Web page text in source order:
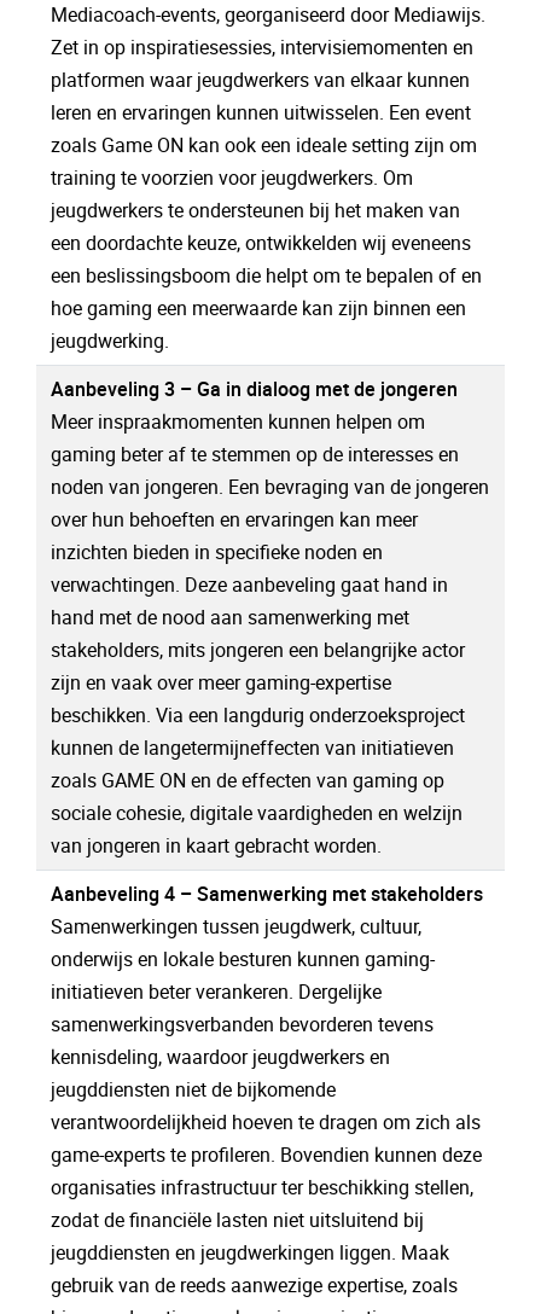
Mediacoach-events, georganiseerd door Mediawijs.
Zet in op inspiratiesessies, intervisiemomenten en
platformen waar jeugdwerkers van elkaar kunnen
leren en ervaringen kunnen uitwisselen. Een event
zoals Game ON kan ook een ideale setting zijn om
training te voorzien voor jeugdwerkers. Om
jeugdwerkers te ondersteunen bij het maken van
een doordachte keuze, ontwikkelden wij eveneens
een beslissingsboom die helpt om te bepalen of en
hoe gaming een meerwaarde kan zijn binnen een
jeugdwerking.
Aanbeveling 3 – Ga in dialoog met de jongeren
Meer inspraakmomenten kunnen helpen om
gaming beter af te stemmen op de interesses en
noden van jongeren. Een bevraging van de jongeren
over hun behoeften en ervaringen kan meer
inzichten bieden in specifieke noden en
verwachtingen. Deze aanbeveling gaat hand in
hand met de nood aan samenwerking met
stakeholders, mits jongeren een belangrijke actor
zijn en vaak over meer gaming-expertise
beschikken. Via een langdurig onderzoeksproject
kunnen de langetermijneffecten van initiatieven
zoals GAME ON en de effecten van gaming op
sociale cohesie, digitale vaardigheden en welzijn
van jongeren in kaart gebracht worden.
Aanbeveling 4 – Samenwerking met stakeholders
Samenwerkingen tussen jeugdwerk, cultuur,
onderwijs en lokale besturen kunnen gaming-
initiatieven beter verankeren. Dergelijke
samenwerkingsverbanden bevorderen tevens
kennisdeling, waardoor jeugdwerkers en
jeugddiensten niet de bijkomende
verantwoordelijkheid hoeven te dragen om zich als
game-experts te profileren. Bovendien kunnen deze
organisaties infrastructuur ter beschikking stellen,
zodat de financiële lasten niet uitsluitend bij
jeugddiensten en jeugdwerkingen liggen. Maak
gebruik van de reeds aanwezige expertise, zoals